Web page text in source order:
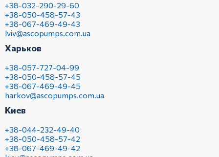
+38-032-290-29-60
+38-050-458-57-43
+38-067-469-49-43
lviv@ascopumps.com.ua
Харьков
+38-057-727-04-99
+38-050-458-57-45
+38-067-469-49-45
harkov@ascopumps.com.ua
Киев
+38-044-232-49-40
+38-050-458-57-42
+38-067-469-49-42